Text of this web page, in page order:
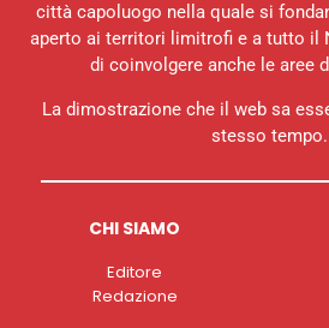
città capoluogo nella quale si
aperto ai territori limitrofi e a tutto il
di coinvolgere anche le aree
La dimostrazione che il web sa
stesso tempo.
CHI SIAMO
Editore
Redazione